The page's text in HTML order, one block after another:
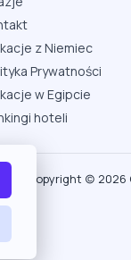
z Niemiec
Prywatności
w Egipcie
hoteli
Copyright (c)
→ Prywatność i
innych firm → ustaw
rezerwacji nie blokuj
rezerwacji nie korzystaj